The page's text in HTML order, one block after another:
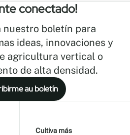
conectado!
nuestro boletín para
ideas, innovaciones y
agricultura vertical o
de alta densidad.
au boletín
Cultiva más